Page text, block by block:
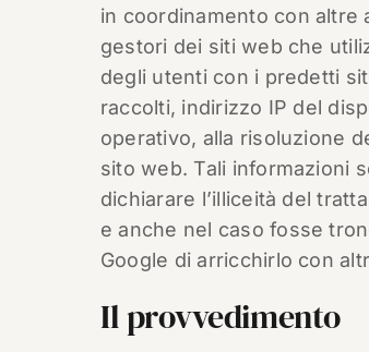
in coordinamento con altre
gestori dei siti web che
degli utenti con i predetti
raccolti, indirizzo IP del
operativo, alla risoluzione
sito web. Tali informazioni
dichiarare l’illiceità del
e anche nel caso fosse
Google di arricchirlo con
Il provvedimento